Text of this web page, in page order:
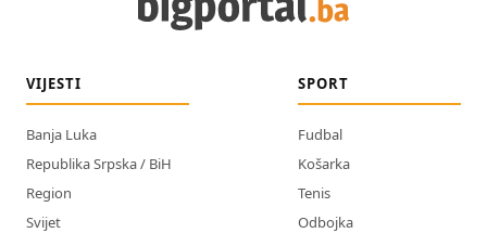
VIJESTI
Banja Luka
Republika Srpska / BiH
Region
Svijet
SPORT
Fudbal
Košarka
Tenis
Odbojka